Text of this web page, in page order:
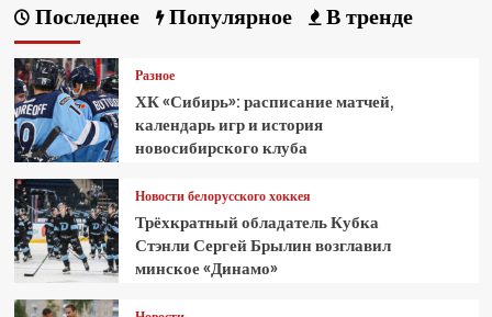
Последнее Популярное В тренде
Разное
ХК «Сибирь»: расписание матчей,
календарь игр и история
новосибирского клуба
Новости белорусского хоккея
Трёхкратный обладатель Кубка
Стэнли Сергей Брылин возглавил
минское «Динамо»